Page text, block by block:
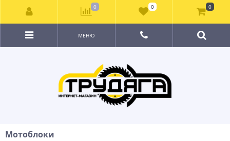
МЕНЮ
Мотоблоки
0 0 0